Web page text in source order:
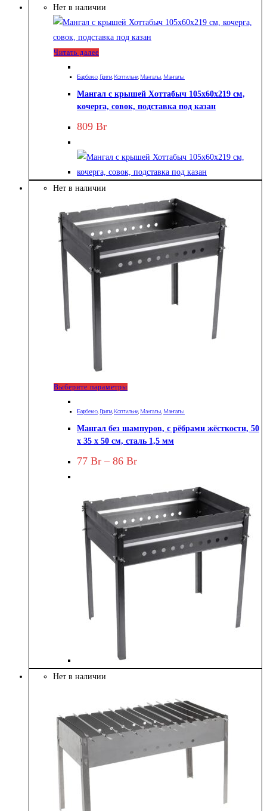
Нет в наличии
Читать далее
Барбекю Грили Коптильни Мангалы Мангалы
Мангал с крышей Хоттабыч 105х60х219 см,
кочерга, совок, подставка под казан
809 Br
Нет в наличии
Выберите параметры
имеет
несколько
вариаций.
Опции
на
странице
товара.
Барбекю Грили Коптильни Мангалы Мангалы
Мангал без шампуров, с рёбрами жёсткости, 50
х 35 х 50 см, сталь 1,5 мм
77 Br – 86 BrДиапазон
86 Br
Нет в наличии